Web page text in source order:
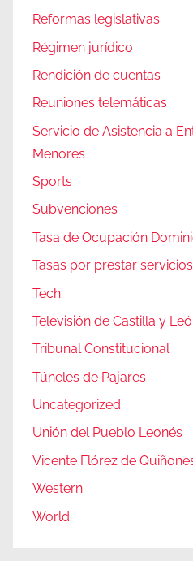
Reformas legislativas
Régimen jurídico
Rendición de cuentas
Reuniones telemáticas
Servicio de Asistencia a
Menores
Sports
Subvenciones
Tasa de Ocupación
Tasas por prestar
Tech
Televisión de Castilla y
Tribunal Constitucional
Túneles de Pajares
Uncategorized
Unión del Pueblo Leonés
Vicente Flórez de
Western
World